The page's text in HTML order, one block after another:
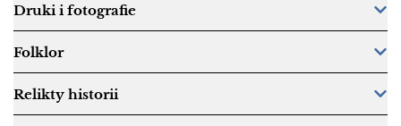
Druki i fotografie
Folklor
Relikty historii